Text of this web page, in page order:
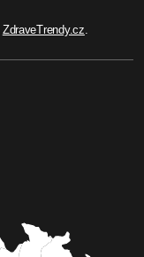
ZdraveTrendy.cz.